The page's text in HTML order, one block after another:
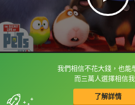
我們相信不花大錢，也能
而三萬人選擇相信
了解詳情
框選或點兩下字幕可以直